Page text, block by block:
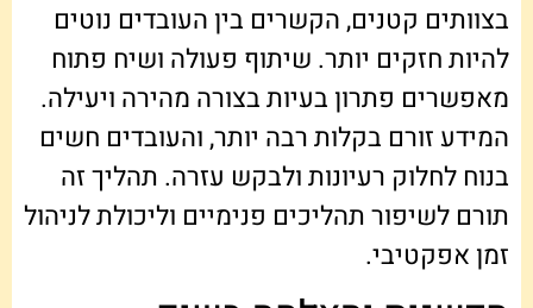
בצוותים קטנים, הקשרים בין העובדים נוטים
להיות חזקים יותר. שיתוף פעולה ושיח פתוח
מאפשרים פתרון בעיות בצורה מהירה ויעילה.
המידע זורם בקלות רבה יותר, והעובדים חשים
בנוח לחלוק רעיונות ולבקש עזרה. תהליך זה
תורם לשיפור תהליכים פנימיים וליכולת לניהול
זמן אפקטיבי.